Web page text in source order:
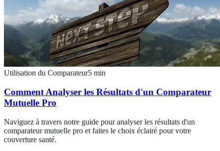
Utilisation du Comparateur5 min
Comment Analyser les Résultats d'un Comparateur
Mutuelle Pro
Naviguez à travers notre guide pour analyser les résultats d'un
comparateur mutuelle pro et faites le choix éclairé pour votre
couverture santé.